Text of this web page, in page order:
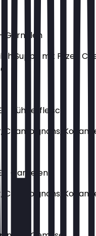
- Garnelen
Suppe mit Pilzer,
- Hühnerfleisch
Champignons,
- Garnelen
Champignons,